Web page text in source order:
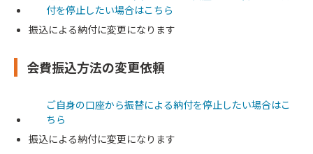
付を停止したい場合はこちら
振込による納付に変更になります
会費振込方法の変更依頼
ご自身の口座から振替による納付を停止したい場合はこ
ちら
振込による納付に変更になります